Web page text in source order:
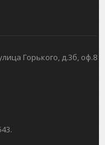
Горького, д.3б, оф.8